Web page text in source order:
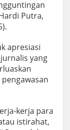
Putra,
apresiasi
yang
kerja para
istirahat,